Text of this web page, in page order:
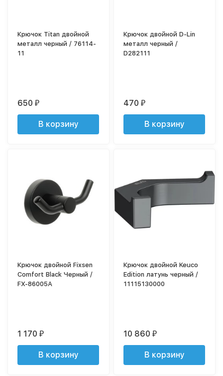
Крючок Titan двойной
металл черный / 76114-
11
650₽
В корзину
Крючок двойной D-Lin
металл черный /
D282111
470₽
В корзину
Крючок двойной Fixsen
Comfort Black Черный /
FX-86005A
1 170₽
В корзину
Крючок двойной Keuco
Edition латунь черный /
11115130000
10 860₽
В корзину